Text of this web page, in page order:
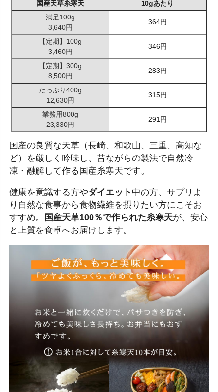
国産天草糸寒天
10gあたり
満足100g
3,640円
364円
【定期】100g
3,460円
346円
【定期】300g
8,500円
283円
たっぷり400g
12,630円
315円
業務用800g
23,330円
291円
国産の良質な天草（長崎、和歌山、三重、高知な
ど）を厳しく吟味し、昔ながらの製法で自然冷
凍・融解して作る国産糸寒天です。
健康を意識する方やダイエット 中の方、サプリよ
り自然な食事から食物繊維を摂りたい方にこそお
すすめ。
国産天草100％で作られた糸寒天が、安心
と上質を食卓へお届けします。